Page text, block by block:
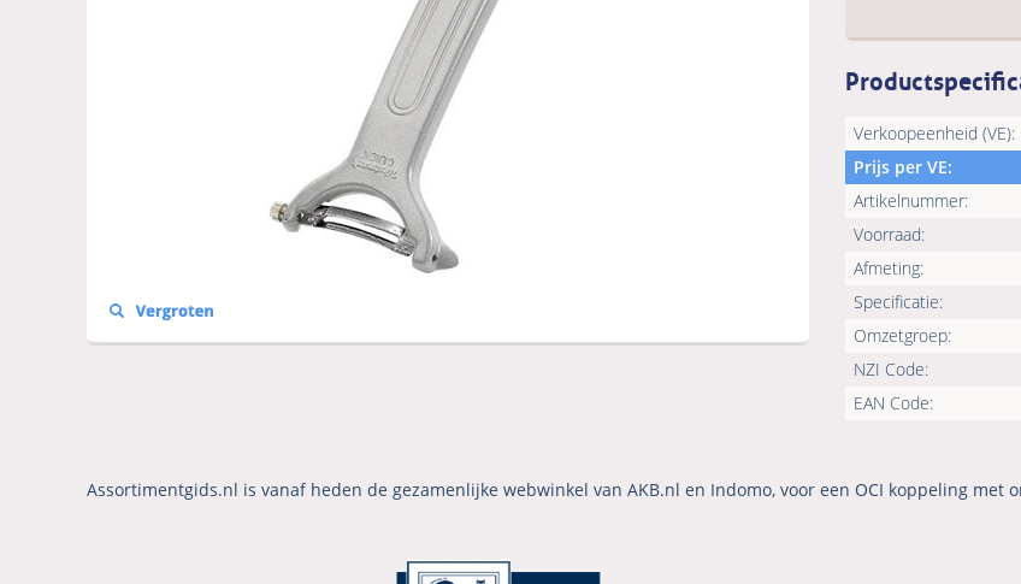
Verkoopeenheid (VE):
Prijs per VE:
Artikelnummer:
Voorraad:
Afmeting:
Specificatie:
Omzetgroep:
NZI Code:
EAN Code:
Assortimentgids.nl is vanaf heden de gezamenlijke webwinkel van AKB.nl en Indomo, voor een OCI koppeling met